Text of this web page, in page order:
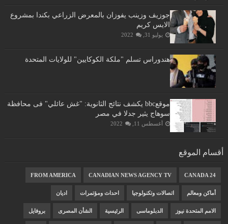
جوزيف وزينب يفوزان بالمعرض الزراعي بكندا بمشروع
الايس كريم
يوليو 31, 2022
هندوراس تسلم "ملكة الكوكايين" للولايات المتحدة
موقعbbc يكشف نتائج الثانوية: "غش عائلي" فى محافظة
سوهاج يثير جدلا في مصر
أغسطس 11, 2022
أقسام الموقع
CANADA 24
CANADIAN NEWS AGENCY TV
FROM AMERICA
أماكن ومعالم اتصالات وتكنولوجيا احداث ومؤتمرات اديان
الامم المتحدة نيوز الدبلوماسى الرئيسية الشأن المصرى بروفايل